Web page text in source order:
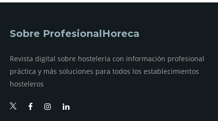
Sobre ProfesionalHoreca
Revista digital sobre hostelería con información profesional
práctica y más soluciones para todos los establecimientos
hosteleros